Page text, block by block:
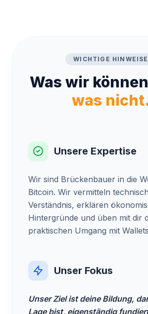
WICHTIGE HINWEISE
Was wir
was
Unsere Expertise
Wir sind Brückenbauer in die
Bitcoin. Wir vermitteln
Verständnis, erklären
Hintergründe und üben mit dir
praktischen Umgang mit
Unser Fokus
Unser Ziel ist deine Bildung,
Lage bist, eigenständig